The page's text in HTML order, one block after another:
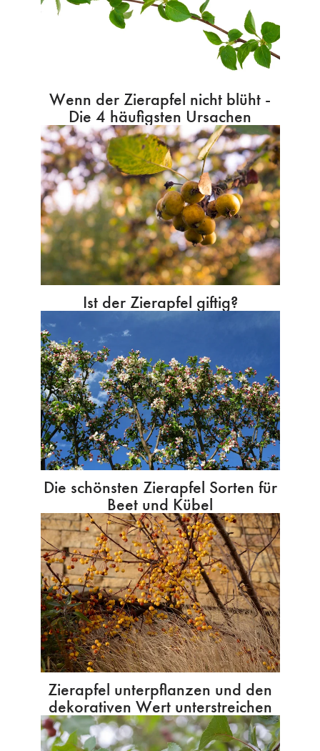
Wenn der Zierapfel nicht blüht -
Die 4 häufigsten Ursachen
Ist der Zierapfel giftig?
Die schönsten Zierapfel Sorten für
Beet und Kübel
Zierapfel unterpflanzen und den
dekorativen Wert unterstreichen